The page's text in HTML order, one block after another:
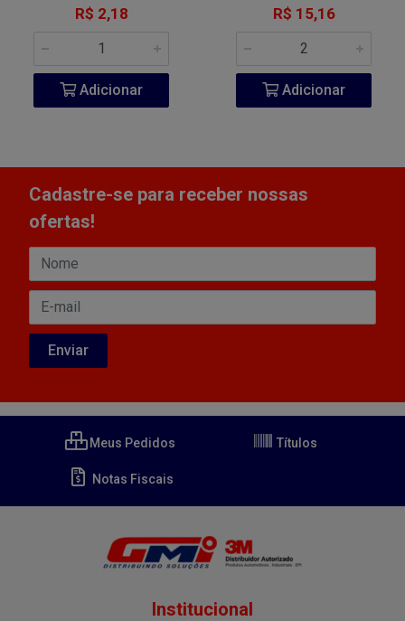
R$ 2,18
Adicionar
R$ 15,16
Adicionar
Cadastre-se para receber nossas
ofertas!
Meus Pedidos Títulos
Notas Fiscais
Institucional